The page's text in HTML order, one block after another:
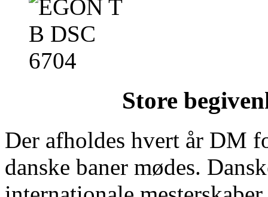
Store
Der afholdes hvert år DM
danske baner mødes.